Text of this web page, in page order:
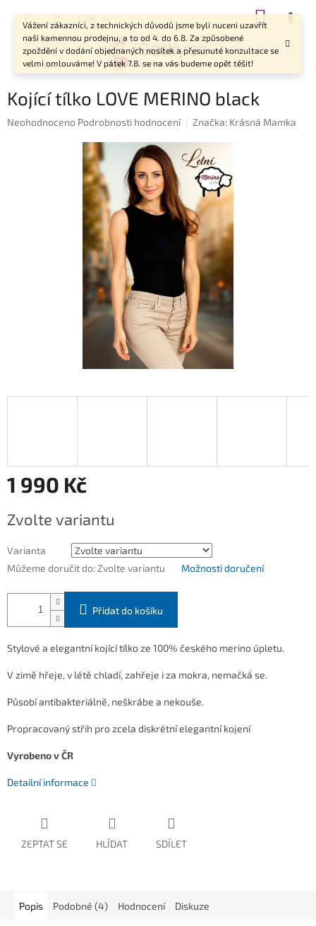
Vážení zákazníci, z technických důvodů jsme byli nuceni uzavřít
naši kamennou prodejnu, a to od 4. do 6.8. Za způsobené
zpoždění v dodání objednaných nosítek a přesunuté konzultace se
velmi omlouváme! V pátek 7.8. se na vás budeme opět těšit!
CZK
Kojící tílko LOVE MERINO black
Průměrné
Neohodnoceno Podrobnosti hodnocení Značka: Krásná Mamka
1 990 Kč
cena:
Zvolte variantu
Varianta
Můžeme doručit do: Zvolte variantu Možnosti doručení
Přidat do košíku
Stylové a elegantní kojící tílko ze 100% českého merino úpletu.
V zimě hřeje, v létě chladí, zahřeje i za mokra, nemačká se.
Působí antibakteriálně, neškrábe a nekouše.
Propracovaný střih pro zcela diskrétní elegantní kojení
Vyrobeno v ČR
Detailní informace
ZEPTAT SE HLÍDAT SDÍLET
Popis Podobné (4) Hodnocení Diskuze